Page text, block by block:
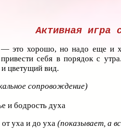
Активная игра
— это хорошо, но надо еще и
себя в порядок с
цветущий вид.
сопровождение)
и бодрость духа
уха и до уха (показывает, а